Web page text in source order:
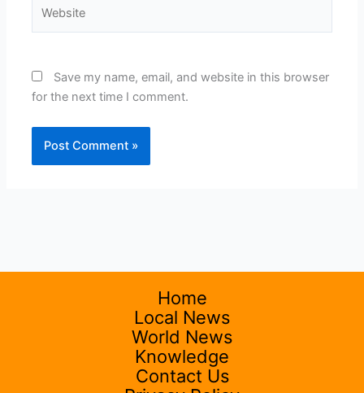
Save my name, email, and website in this browser
for the next time I comment.
Home
Local News
World News
Knowledge
Contact Us